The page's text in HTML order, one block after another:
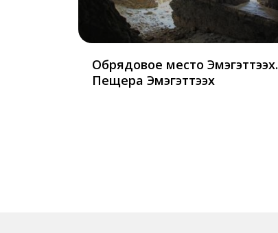
Обрядовое место Эмэгэттээх.
Пещера Эмэгэттээх